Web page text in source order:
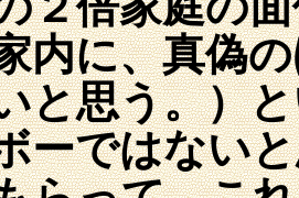
内に、真偽
と思う。）
ーではない